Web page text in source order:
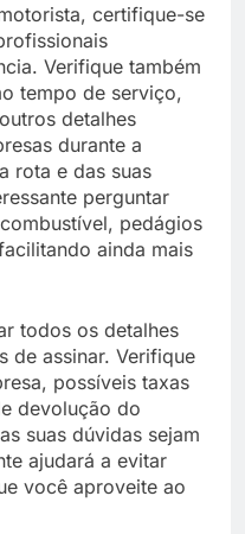
certifique-se
Verifique também
tempo de serviço,
detalhes
durante a
rota e das suas
perguntar
pedágios
ainda mais
todos os detalhes
de assinar. Verifique
possíveis taxas
devolução do
suas dúvidas sejam
ajudará a evitar
você aproveite ao